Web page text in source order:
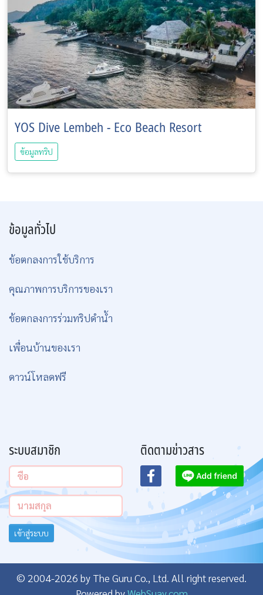
YOS Dive Lembeh - Eco Beach Resort
ข้อมูลทริป
ข้อมูลทั่วไป
ข้อตกลงการใช้บริการ
คุณภาพการบริการของเรา
ข้อตกลงการร่วมทริปดำน้ำ
เพื่อนบ้านของเรา
ดาวน์โหลดฟรี
ระบบสมาชิก
เข้าสู่ระบบ
ติดตามข่าวสาร
© 2004-2026 by The Guru Co., Ltd. All right reserved.